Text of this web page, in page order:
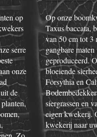
op
serre
onze
de
Op onze
Taxus baccata,
van 50 cm tot 3
gangbare
geproduceerd.
bloeiende
Forsythia en
siergrassen en
eigen kwekerij.
kwekerij naar